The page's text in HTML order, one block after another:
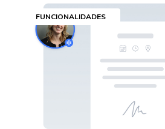
FUNCIONALIDADES